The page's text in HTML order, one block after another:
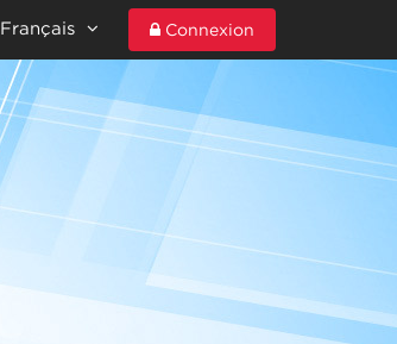
Français Connexion